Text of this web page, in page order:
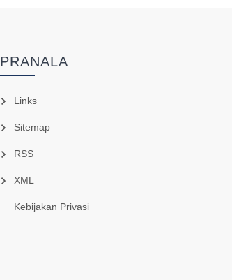
PRANALA
Links
Sitemap
RSS
XML
Kebijakan Privasi